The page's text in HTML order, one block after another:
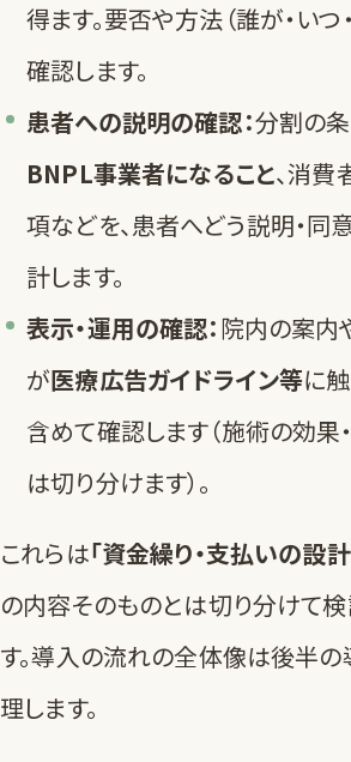
得ます。要否や方法（誰が・いつ
確認します。
患者への説明の確認：分割の条
BNPL事業者になること、消
項などを、患者へどう説明・同
計します。
表示・運用の確認：院内の案内
が医療広告ガイドライン等に
含めて確認します（施術の効果
は切り分けます）。
これらは「資金繰り・支払いの設計
の内容そのものとは切り分けて
す。導入の流れの全体像は後半の
理します。